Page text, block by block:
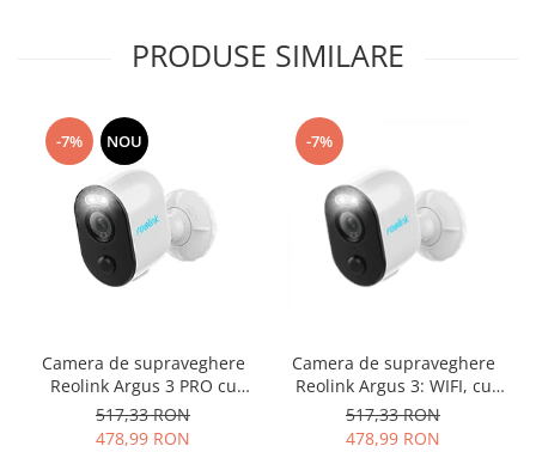
PRODUSE SIMILARE
-7% NOU
Camera de supraveghere
Reolink Argus 3 PRO cu
inteligenta artificiala,
detectare Persoana/Vehicul
517,33 RON
478,99 RON
-7%
Camera de supraveghere
Reolink Argus 3: WIFI, cu
baterie reincarcabila,
vedere nocturna color si
517,33 RON
478,99 RON